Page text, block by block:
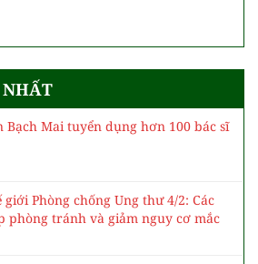
Bạch Mai tuyển dụng hơn 100 bác sĩ
giới Phòng chống Ung thư 4/2: Các
phòng tránh và giảm nguy cơ mắc